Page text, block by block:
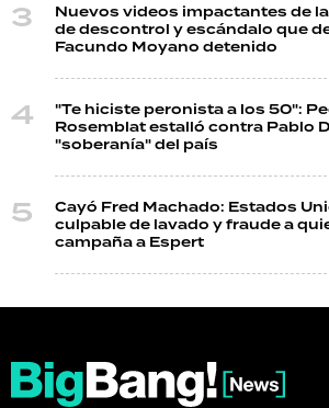
Nuevos videos impactantes de
de descontrol y escándalo que
Facundo Moyano detenido
"Te hiciste peronista a los 50":
Rosemblat estalló contra Pablo
"soberanía" del país
Cayó Fred Machado: Estados
culpable de lavado y fraude a
campaña a Espert